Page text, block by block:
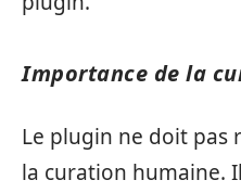
Importance de la
Le plugin ne doit pas
la curation humaine.